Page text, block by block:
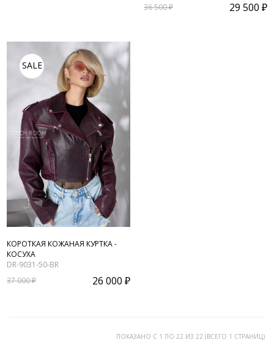
36 500 ₽
29 500 ₽
SALE
КОРОТКАЯ КОЖАНАЯ КУРТКА -
КОСУХА
DR-9031-50-BR
37 000 ₽
26 000 ₽
ПОКАЗАНО С 1 ПО 22 ИЗ 22 (ВСЕГО 1 СТРАНИЦ)